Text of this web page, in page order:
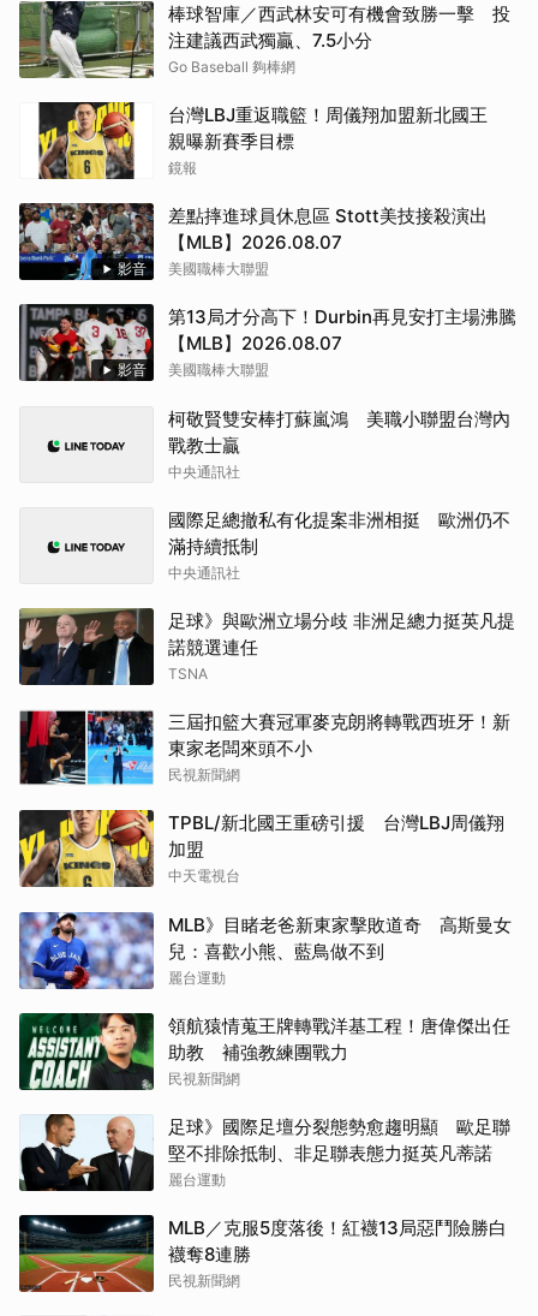
棒球智庫／西武林安可有機會致勝一擊 投
注建議西武獨贏、7.5小分
Go Baseball 夠棒網
台灣LBJ重返職籃！周儀翔加盟新北國王
親曝新賽季目標
鏡報
影音
差點摔進球員休息區 Stott美技接殺演出
【MLB】2026.08.07
美國職棒大聯盟
影音
第13局才分高下！Durbin再見安打主場沸騰
【MLB】2026.08.07
美國職棒大聯盟
柯敬賢雙安棒打蘇嵐鴻 美職小聯盟台灣內
戰教士贏
中央通訊社
國際足總撤私有化提案非洲相挺 歐洲仍不
滿持續抵制
中央通訊社
足球》與歐洲立場分歧 非洲足總力挺英凡提
諾競選連任
TSNA
三屆扣籃大賽冠軍麥克朗將轉戰西班牙！新
東家老闆來頭不小
民視新聞網
TPBL/新北國王重磅引援 台灣LBJ周儀翔
加盟
中天電視台
MLB》目睹老爸新東家擊敗道奇 高斯曼女
兒：喜歡小熊、藍鳥做不到
麗台運動
領航猿情蒐王牌轉戰洋基工程！唐偉傑出任
助教 補強教練團戰力
民視新聞網
足球》國際足壇分裂態勢愈趨明顯 歐足聯
堅不排除抵制、非足聯表態力挺英凡蒂諾
麗台運動
MLB／克服5度落後！紅襪13局惡鬥險勝白
襪奪8連勝
民視新聞網